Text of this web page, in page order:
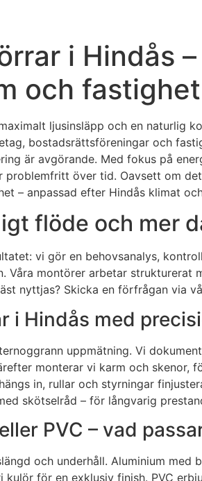
i Hindås
och fastighet
ljusinsläpp och en
bostadsrättsföreningar och
är avgörande. Med fokus på
över tid. Oavsett om
– anpassad efter Hindås klimat
flöde och mer
vi gör en behovsanalys,
Våra montörer arbetar
nyttjas? Skicka en förfrågan
i Hindås med
uppmätning. Vi
monterar vi karm och
in, rullar och styrningar
skötselråd – för långvarig
PVC – vad
och underhåll. Aluminium
för en exklusiv finish. PVC